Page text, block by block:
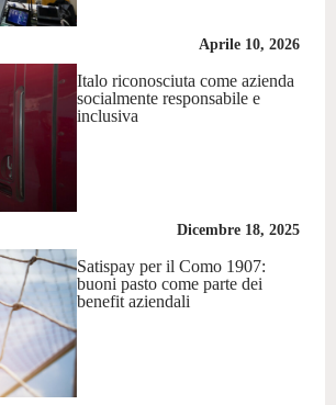
Aprile 10, 2026
Italo riconosciuta come azienda
socialmente responsabile e
inclusiva
Dicembre 18, 2025
Satispay per il Como 1907:
buoni pasto come parte dei
benefit aziendali